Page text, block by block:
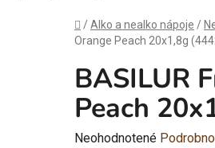
Domov
/Alko a nealko nápoje /
Orange Peach 20x1,8g
BASILUR
Peach
Priemerné
Neohodnotené